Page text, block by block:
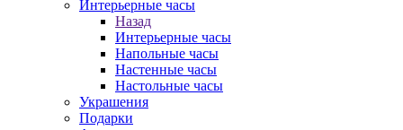
Интерьерные часы
Назад
Интерьерные часы
Напольные часы
Настенные часы
Настольные часы
Украшения
Подарки